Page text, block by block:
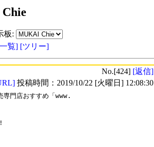
板:
覧] [ツリー]
No.[424] [返信]
投稿時間：2019/10/22 [火曜日] 12:08:30
門店おすすめ「www.